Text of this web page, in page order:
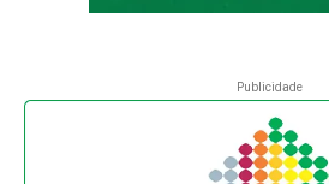
Publicidade